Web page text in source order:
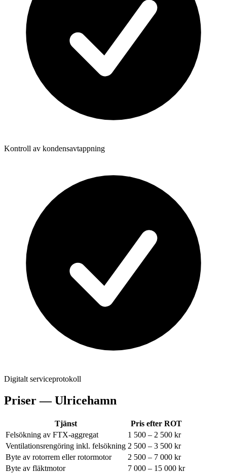
Kontroll av kondensavtappning
Digitalt serviceprotokoll
Priser —Ulricehamn
Tjänst
Pris efter ROT
Felsökning av FTX-aggregat
1 500 – 2 500 kr
Ventilationsrengöring inkl. felsökning 2 500 – 3 500 kr
Byte av rotorrem eller rotormotor
2 500 – 7 000 kr
Byte av fläktmotor
7 000 – 15 000 kr